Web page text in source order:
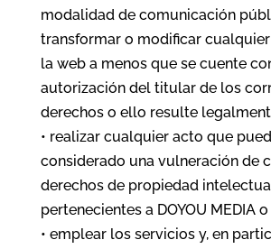
modalidad de comunicación
transformar o modificar
la web a menos que se cuente
autorización del titular de los
derechos o ello resulte
• realizar cualquier acto que
considerado una vulneración de
derechos de propiedad
pertenecientes a DOYOU MEDIA
• emplear los servicios y, en